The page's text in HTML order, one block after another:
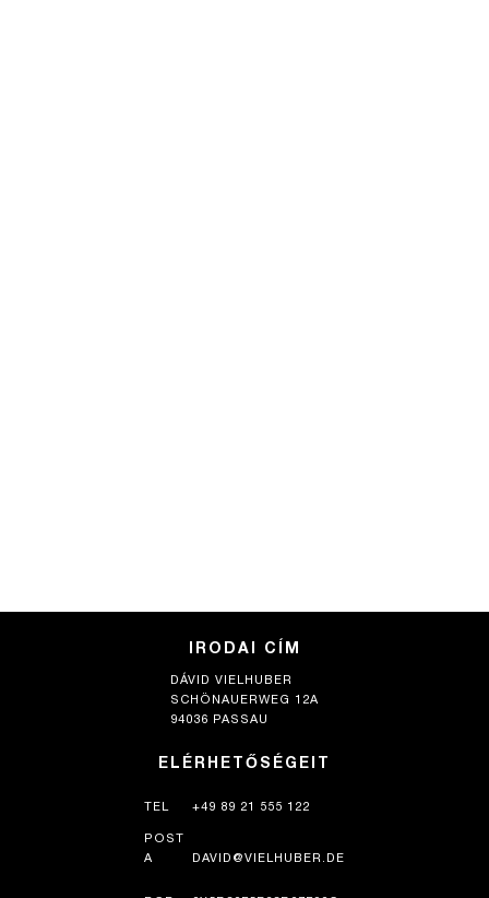
IRODAI CÍM
DÁVID VIELHUBER
SCHÖNAUERWEG 12A
94036 PASSAU
ELÉRHETŐSÉGEIT
TEL +49 89 21 555 122
POST
A
DAVID@VIELHUBER.DE